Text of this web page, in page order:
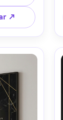
sucio
grano
de
Fujifilm
↗